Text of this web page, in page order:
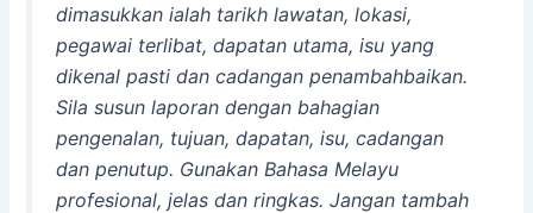
dimasukkan ialah tarikh lawatan, lokasi,
pegawai terlibat, dapatan utama, isu yang
dikenal pasti dan cadangan penambahbaikan.
Sila susun laporan dengan bahagian
pengenalan, tujuan, dapatan, isu, cadangan
dan penutup. Gunakan Bahasa Melayu
profesional, jelas dan ringkas. Jangan tambah